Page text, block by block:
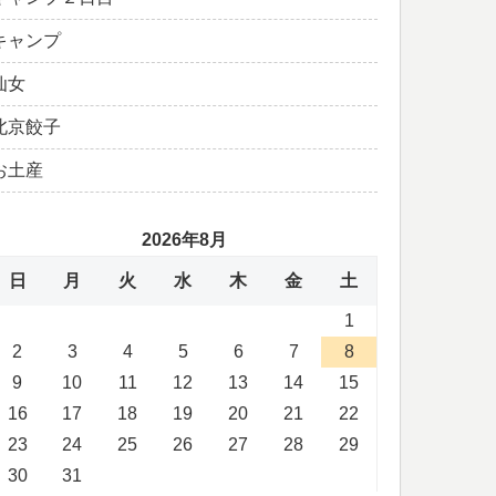
ャンプ
女
京餃子
土産
2026年8月
日 月 火 水 木 金 土
1
2
3 4 5 6 7
8
9
10 11 12 13 14
15
16
17 18 19 20 21
22
23
24 25 26 27 28
29
30
31